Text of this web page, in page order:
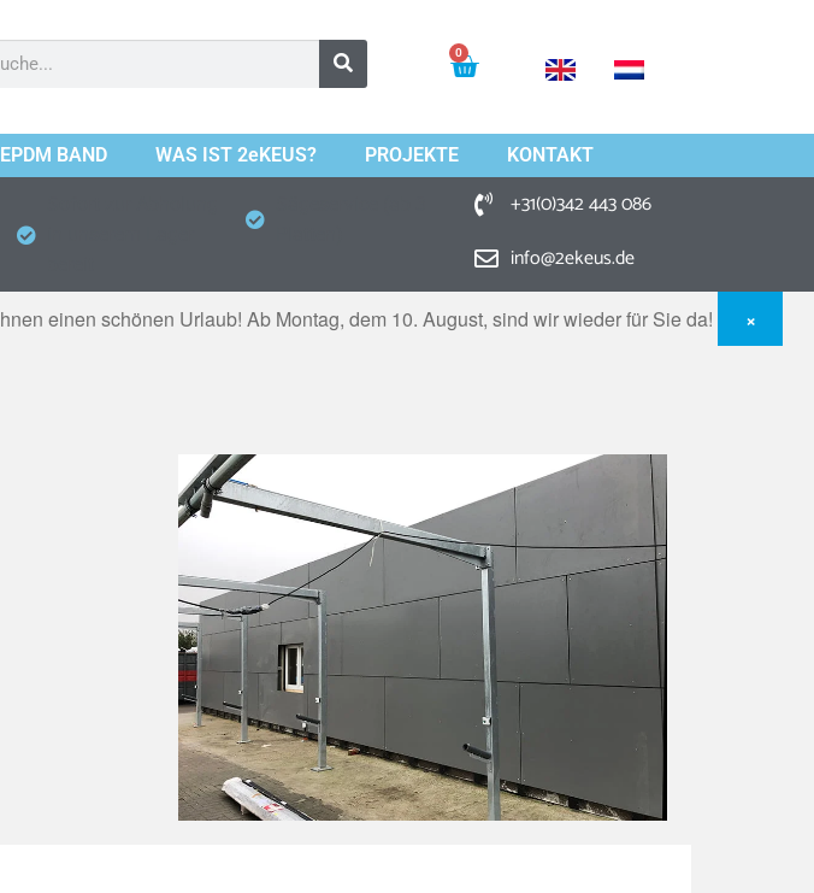
0
EPDM BAND WAS IST 2eKEUS? PROJEKTE KONTAKT
+31(0)342 443 086
info@2ekeus.de
einen schönen Urlaub! Ab Montag, dem 10. August, sind wir wieder für Sie da! ×